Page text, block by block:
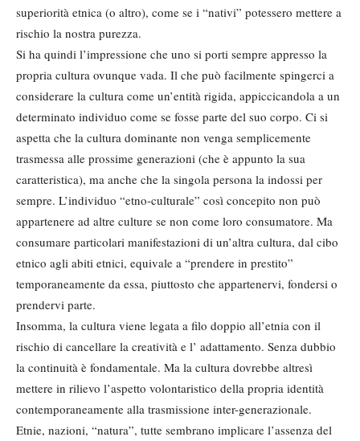
superiorità etnica (o altro), come se i “nativi” potessero mettere a
rischio la nostra purezza.
Si ha quindi l’impressione che uno si porti sempre appresso la
propria cultura ovunque vada. Il che può facilmente spingerci a
considerare la cultura come un’entità rigida, appiccicandola a un
determinato individuo come se fosse parte del suo corpo. Ci si
aspetta che la cultura dominante non venga semplicemente
trasmessa alle prossime generazioni (che è appunto la sua
caratteristica), ma anche che la singola persona la indossi per
sempre. L’individuo “etno-culturale” così concepito non può
appartenere ad altre culture se non come loro consumatore. Ma
consumare particolari manifestazioni di un’altra cultura, dal cibo
etnico agli abiti etnici, equivale a “prendere in prestito”
temporaneamente da essa, piuttosto che appartenervi, fondersi o
prendervi parte.
Insomma, la cultura viene legata a filo doppio all’etnia con il
rischio di cancellare la creatività e l’ adattamento. Senza dubbio
la continuità è fondamentale. Ma la cultura dovrebbe altresì
mettere in rilievo l’aspetto volontaristico della propria identità
contemporaneamente alla trasmissione inter-generazionale.
Etnie, nazioni, “natura”, tutte sembrano implicare l’assenza del